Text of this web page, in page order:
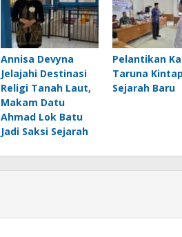
Annisa Devyna
Jelajahi Destinasi
Religi Tanah Laut,
Makam Datu
Ahmad Lok Batu
Jadi Saksi Sejarah
Pelantikan
Taruna
Sejarah Baru